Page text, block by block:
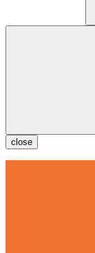
close